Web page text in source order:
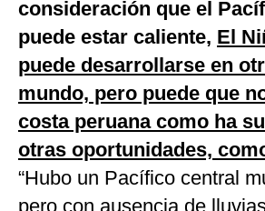
consideración que el
puede estar caliente, El
puede desarrollarse en
mundo, pero puede que
costa peruana como ha
otras oportunidades,
“Hubo un Pacífico central
pero con ausencia de